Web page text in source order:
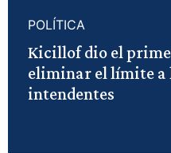
POLÍTICA
Kicillof dio el
eliminar el límite a
intendentes